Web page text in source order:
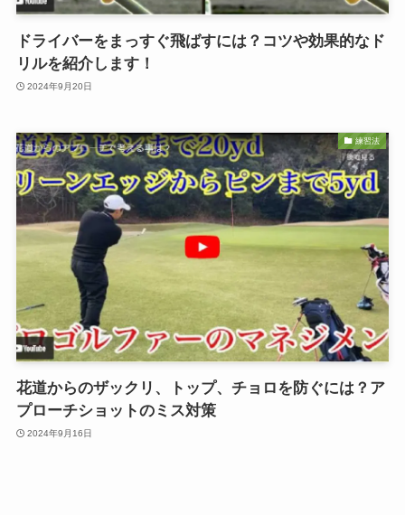
ドライバーをまっすぐ飛ばすには？コツや効果的なド
リルを紹介します！
2024年9月20日
練習法
花道からのザックリ、トップ、チョロを防ぐには？ア
プローチショットのミス対策
2024年9月16日